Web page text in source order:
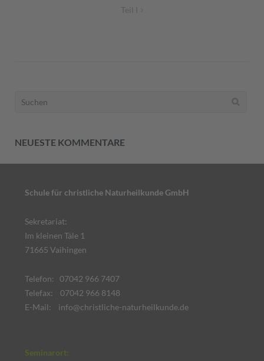
Teil I
Suchen
NEUESTE KOMMENTARE
Schule für christliche Naturheilkunde GmbH
Sekretariat:
Im kleinen Täle 1
71665 Vaihingen
Telefon: 07042 966 7407
Telefax: 07042 966 8148
E-Mail: info@christliche-naturheilkunde.de
Seminarort: